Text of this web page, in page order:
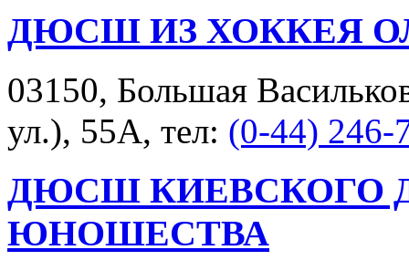
ДЮСШ ИЗ ХОККЕЯ
03150, Большая
ул.), 55А, тел: (0-44) 246-
ДЮСШ КИЕВСКОГО
ЮНОШЕСТВА